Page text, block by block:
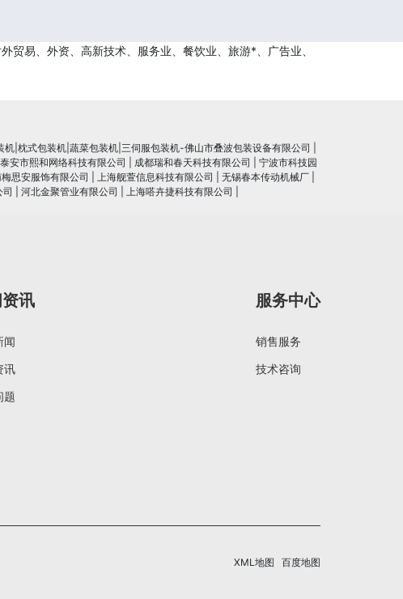
易、外资、高新技术、服务业、餐饮业、旅游*、广告业、
机|枕式包装机|蔬菜包装机|三伺服包装机-佛山市叠波包装设备有限公司
泰安市熙和网络科技有限公司 成都瑞和春天科技有限公司
宁波市科技园
思安服饰有限公司 上海舰萱信息科技有限公司 无锡春本传动机械厂
河北金聚管业有限公司 上海嗒卉捷科技有限公司
讯
闻
讯
题
服务中心
销售服务
技术咨询
XML地图 百度地图